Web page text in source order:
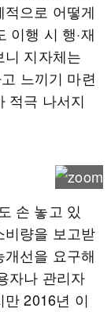
으로 어떻게
이행 시 행·재
지자체는
느끼기 마련
적극 나서지
손 놓고 있
량을 보고받
선을 요구해
자나 관리자
2016년 이